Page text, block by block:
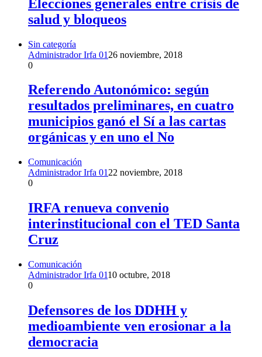
Elecciones generales entre crisis de
salud y bloqueos
Sin categoría
Administrador Irfa 01 26 noviembre, 2018
0
Referendo Autonómico: según
resultados preliminares, en cuatro
municipios ganó el Sí a las cartas
orgánicas y en uno el No
Comunicación
Administrador Irfa 01 22 noviembre, 2018
0
IRFA renueva convenio
interinstitucional con el TED Santa
Cruz
Comunicación
Administrador Irfa 0110 octubre, 2018
0
Defensores de los DDHH y
medioambiente ven erosionar a la
democracia